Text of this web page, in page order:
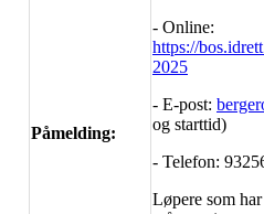
Påmelding:
- Online:
https://
2025
- E-post:
og starttid)
- Telefon:
Løpere som